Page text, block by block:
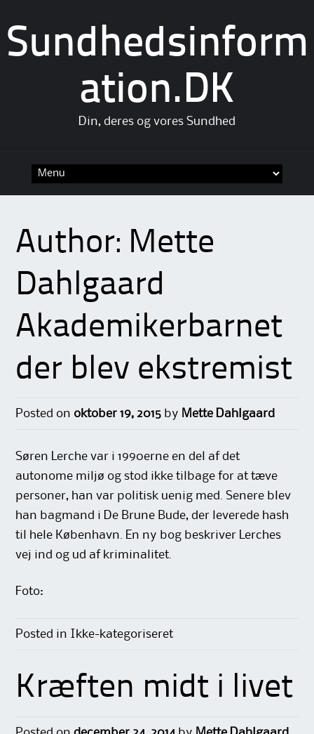
Sundhedsinform
ation.DK
Din, deres og vores Sundhed
Author: Mette
Dahlgaard
Akademikerbarnet
der blev ekstremist
Posted on oktober 19, 2015 by Mette Dahlgaard
Søren Lerche var i 1990erne en del af det
autonome miljø og stod ikke tilbage for at tæve
personer, han var politisk uenig med. Senere blev
han bagmand i De Brune Bude, der leverede hash
til hele København. En ny bog beskriver Lerches
vej ind og ud af kriminalitet.
Foto:
Posted in Ikke-kategoriseret
Kræften midt i livet